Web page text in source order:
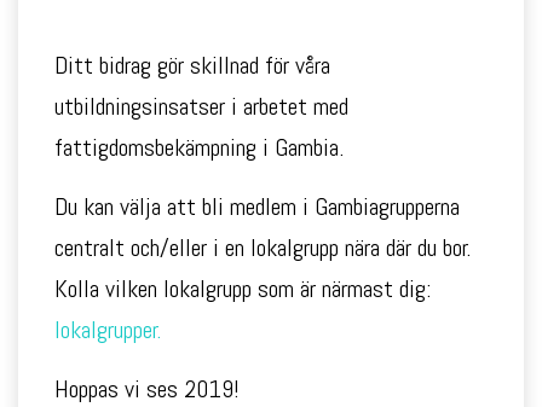
Ditt bidrag gör skillnad för våra
utbildningsinsatser i arbetet med
fattigdomsbekämpning i Gambia.
Du kan välja att bli medlem i Gambiagrupperna
centralt och/eller i en lokalgrupp nära där du bor.
Kolla vilken lokalgrupp som är närmast dig:
lokalgrupper.
Hoppas vi ses 2019!